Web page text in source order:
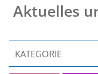
Aktuelles
KATEGORIE